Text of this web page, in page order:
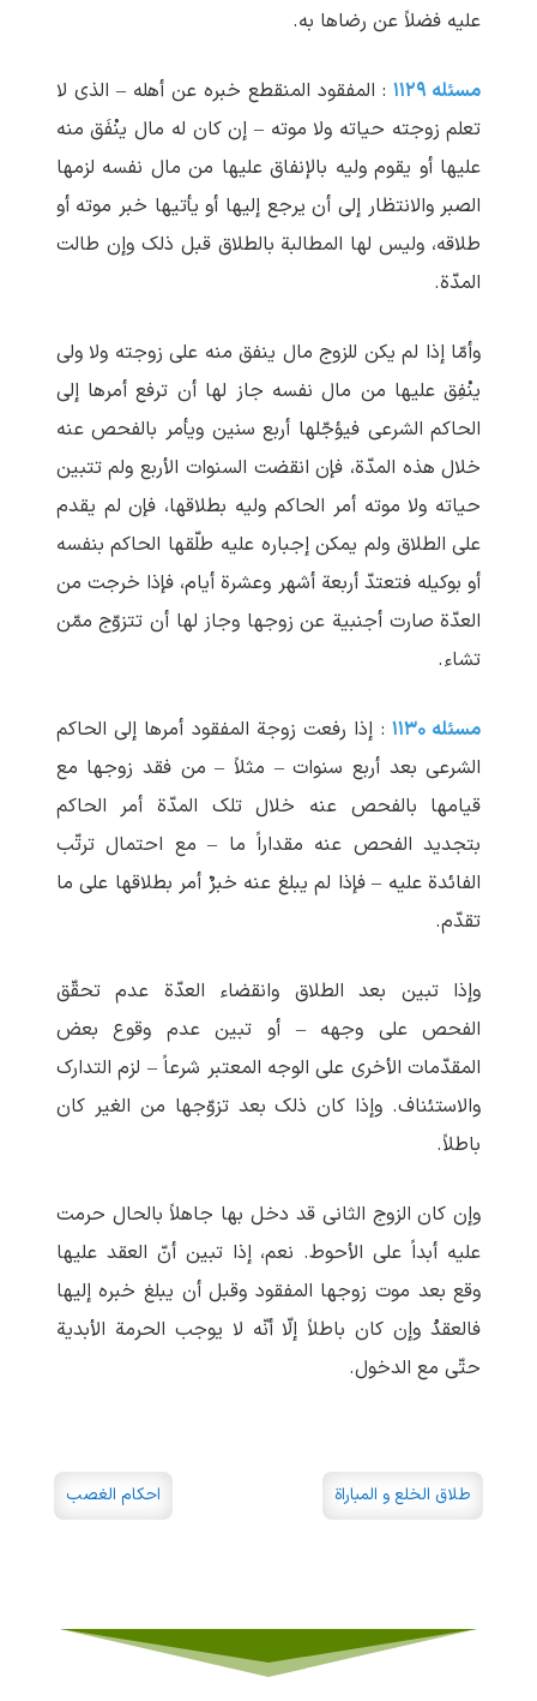
علیه فضلاً عن رضاها به.
مسئله ۱۱۲۹
: المفقود المنقطع خبره عن أهله – الذی لا
تعلم زوجته حیاته ولا موته – إن کان له مال ینْفَق منه
علیها أو یقوم ولیه بالإنفاق علیها من مال نفسه لزمها
الصبر والانتظار إلی أن یرجع إلیها أو یأتیها خبر موته أو
طلاقه، ولیس لها المطالبة بالطلاق قبل ذلک وإن طالت
المدّة.
وأمّا إذا لم یکن للزوج مال ینفق منه علی زوجته ولا ولی
ینْفِق علیها من مال نفسه جاز لها أن ترفع أمرها إلی
الحاکم الشرعی فیؤجّلها أربع سنین ویأمر بالفحص عنه
خلال هذه المدّة، فإن انقضت السنوات الأربع ولم تتبین
حیاته ولا موته أمر الحاکم ولیه بطلاقها، فإن لم یقدم
علی الطلاق ولم یمکن إجباره علیه طلّقها الحاکم بنفسه
أو بوکیله فتعتدّ أربعة أشهر وعشرة أیام، فإذا خرجت من
العدّة صارت أجنبیة عن زوجها وجاز لها أن تتزوّج ممّن
تشاء.
مسئله ۱۱۳۰
: إذا رفعت زوجة المفقود أمرها إلی الحاکم
الشرعی بعد أربع سنوات – مثلاً – من فقد زوجها مع
قیامها بالفحص عنه خلال تلک المدّة أمر الحاکم
بتجدید الفحص عنه مقداراً ما – مع احتمال ترتّب
الفائدة علیه – فإذا لم یبلغ عنه خبرٌ أمر بطلاقها علی ما
تقدّم.
وإذا تبین بعد الطلاق وانقضاء العدّة عدم تحقّق
الفحص علی وجهه – أو تبین عدم وقوع بعض
المقدّمات الأخری علی الوجه المعتبر شرعاً – لزم التدارک
والاستئناف. وإذا کان ذلک بعد تزوّجها من الغیر کان
باطلاً.
وإن کان الزوج الثانی قد دخل بها جاهلاً بالحال حرمت
علیه أبداً علی الأحوط. نعم، إذا تبین أنّ العقد علیها
وقع بعد موت زوجها المفقود وقبل أن یبلغ خبره إلیها
فالعقدُ وإن کان باطلاً إلّا أنّه لا یوجب الحرمة الأبدیة
حتّی مع الدخول.
طلاق الخلع و المباراة احکام الغصب